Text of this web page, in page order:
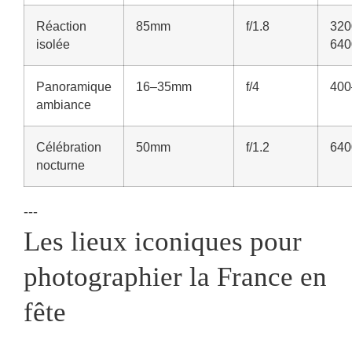
Réaction
isolée
85mm f/1.8
Panoramique
ambiance
16–35mm f/4
Célébration
nocturne
50mm f/1.2
---
Les lieux iconiques pour
photographier la France en
fête